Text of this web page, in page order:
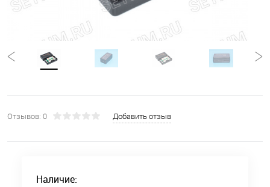
Отзывов: 0 Добавить отзыв
Наличие: